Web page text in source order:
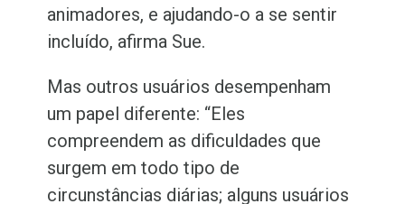
animadores, e ajudando-o a se sentir
incluído, afirma Sue.
Mas outros usuários desempenham
um papel diferente: “Eles
compreendem as dificuldades que
surgem em todo tipo de
circunstâncias diárias; alguns usuários